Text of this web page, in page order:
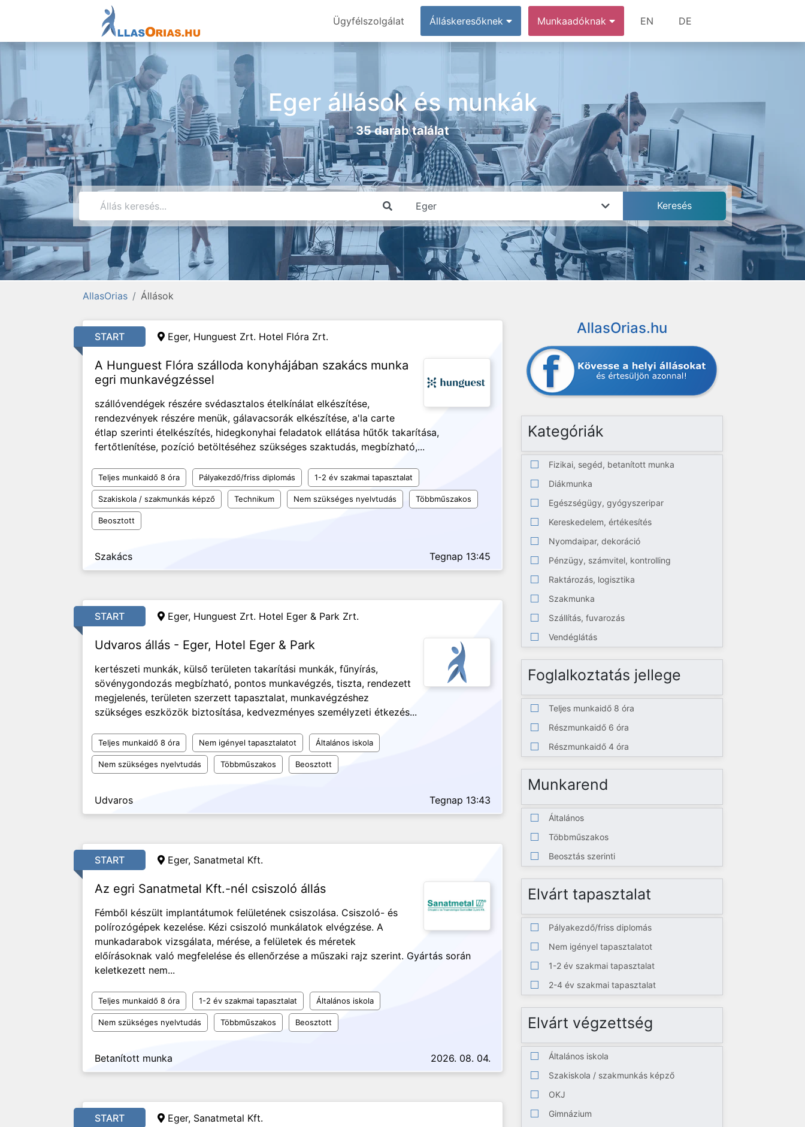
Ügyfélszolgálat Álláskeresőknek Munkaadóknak EN DE
Eger állások és munkák
35 darab találat
AllasOrias Állások
START Eger, Hunguest Zrt. Hotel Flóra Zrt.
A Hunguest Flóra szálloda konyhájában szakács munka
egri munkavégzéssel
szállóvendégek részére svédasztalos ételkínálat elkészítése,
rendezvények részére menük, gálavacsorák elkészítése, a'la carte
étlap szerinti ételkészítés, hidegkonyhai feladatok ellátása hűtők takarítása,
fertőtlenítése, pozíció betöltéséhez szükséges szaktudás, megbízható,...
Teljes munkaidő 8 óra Pályakezdő/friss diplomás 1-2 év szakmai tapasztalat
Szakiskola / szakmunkás képző Technikum Nem szükséges nyelvtudás Többműszakos
Beosztott
Szakács Tegnap 13:45
START Eger, Hunguest Zrt. Hotel Eger & Park Zrt.
Udvaros állás - Eger, Hotel Eger & Park
kertészeti munkák, külső területen takarítási munkák, fűnyírás,
sövénygondozás megbízható, pontos munkavégzés, tiszta, rendezett
megjelenés, területen szerzett tapasztalat, munkavégzéshez
szükséges eszközök biztosítása, kedvezményes személyzeti étkezés...
Teljes munkaidő 8 óra Nem igényel tapasztalatot Általános iskola
Nem szükséges nyelvtudás Többműszakos Beosztott
Udvaros Tegnap 13:43
START Eger, Sanatmetal Kft.
Az egri Sanatmetal Kft.-nél csiszoló állás
Fémből készült implantátumok felületének csiszolása. Csiszoló- és
polírozógépek kezelése. Kézi csiszoló munkálatok elvégzése. A
munkadarabok vizsgálata, mérése, a felületek és méretek
előírásoknak való megfelelése és ellenőrzése a műszaki rajz szerint. Gyártás során
keletkezett nem...
Teljes munkaidő 8 óra 1-2 év szakmai tapasztalat Általános iskola
Nem szükséges nyelvtudás Többműszakos Beosztott
Betanított munka 2026. 08. 04.
START Eger, Sanatmetal Kft.
AllasOrias.hu
Kategóriák
Fizikai, segéd, betanított munka
Diákmunka
Egészségügy, gyógyszeripar
Kereskedelem, értékesítés
Nyomdaipar, dekoráció
Pénzügy, számvitel, kontrolling
Raktározás, logisztika
Szakmunka
Szállítás, fuvarozás
Vendéglátás
Foglalkoztatás jellege
Teljes munkaidő 8 óra
Részmunkaidő 6 óra
Részmunkaidő 4 óra
Munkarend
Általános
Többműszakos
Beosztás szerinti
Elvárt tapasztalat
Pályakezdő/friss diplomás
Nem igényel tapasztalatot
1-2 év szakmai tapasztalat
2-4 év szakmai tapasztalat
Elvárt végzettség
Általános iskola
Szakiskola / szakmunkás képző
OKJ
Gimnázium